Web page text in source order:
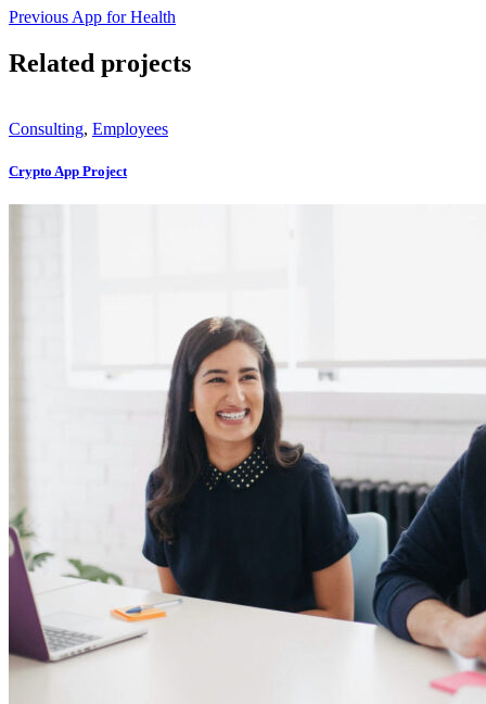
Previous App for Health
Related projects
Consulting, Employees
Crypto App Project